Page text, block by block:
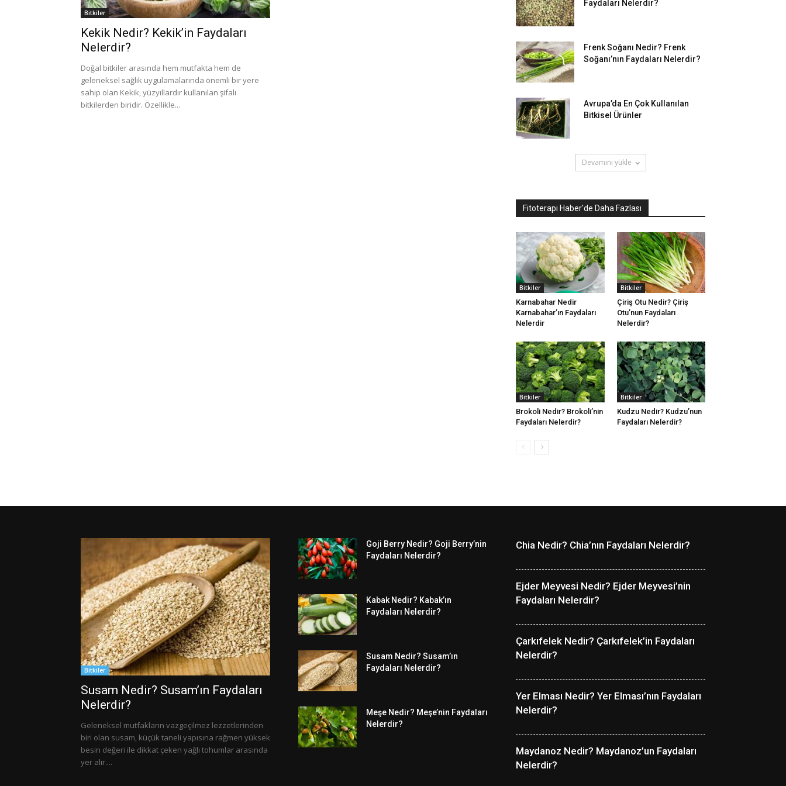
Bitkiler
Kekik Nedir? Kekik’in Faydaları
Nelerdir?
Doğal bitkiler arasında hem mutfakta hem de
geleneksel sağlık uygulamalarında önemli bir yere
sahip olan Kekik, yüzyıllardır kullanılan şifalı
bitkilerden biridir. Özellikle...
Faydaları Nelerdir?
Frenk Soğanı Nedir? Frenk
Soğanı’nın Faydaları Nelerdir?
Avrupa’da En Çok Kullanılan
Bitkisel Ürünler
Devamını yükle
Fitoterapi Haber'de Daha Fazlası
Bitkiler
Karnabahar Nedir
Karnabahar’ın Faydaları
Nelerdir
Bitkiler
Çiriş Otu Nedir? Çiriş
Otu’nun Faydaları
Nelerdir?
Bitkiler
Brokoli Nedir? Brokoli’nin
Faydaları Nelerdir?
Bitkiler
Kudzu Nedir? Kudzu’nun
Faydaları Nelerdir?
Bitkiler
Susam Nedir? Susam’ın Faydaları
Nelerdir?
Geleneksel mutfakların vazgeçilmez lezzetlerinden
biri olan susam, küçük taneli yapısına rağmen yüksek
besin değeri ile dikkat çeken yağlı tohumlar arasında
yer alır....
Goji Berry Nedir? Goji Berry’nin
Faydaları Nelerdir?
Kabak Nedir? Kabak’ın
Faydaları Nelerdir?
Susam Nedir? Susam’ın
Faydaları Nelerdir?
Meşe Nedir? Meşe’nin Faydaları
Nelerdir?
Chia Nedir? Chia’nın Faydaları Nelerdir?
Ejder Meyvesi Nedir? Ejder Meyvesi’nin
Faydaları Nelerdir?
Çarkıfelek Nedir? Çarkıfelek’in Faydaları
Nelerdir?
Yer Elması Nedir? Yer Elması’nın Faydaları
Nelerdir?
Maydanoz Nedir? Maydanoz’un Faydaları
Nelerdir?